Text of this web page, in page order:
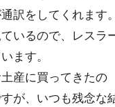
訳をしてくれます。
いるので、レスラ
ます。
産に買ってきたの
が、いつも残念な